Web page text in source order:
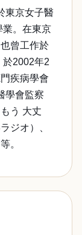
東京女子醫
業。在東京
曾工作於
於2002年2
疾病學會
學會監察
う 大丈
ジオ）、
。